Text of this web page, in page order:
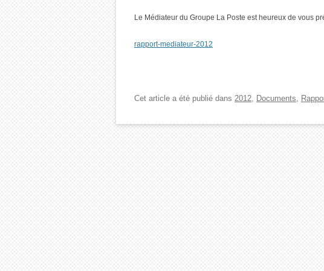
Le Médiateur du Groupe La Poste est heureux de vous
rapport-mediateur-2012
Cet article a été publié dans 2012, Documents,